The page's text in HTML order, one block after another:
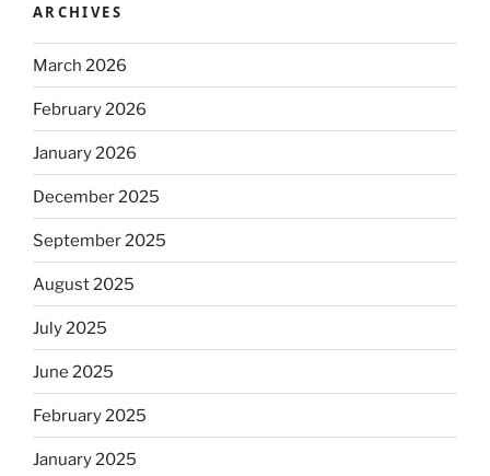
ARCHIVES
March 2026
February 2026
January 2026
December 2025
September 2025
August 2025
July 2025
June 2025
February 2025
January 2025